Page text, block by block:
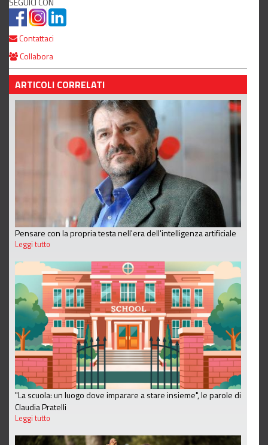
Contattaci
Collabora
ARTICOLI CORRELATI
Pensare con la propria testa nell'era dell'intelligenza artificiale
Leggi tutto
"La scuola: un luogo dove imparare a stare insieme", le parole di
Claudia Pratelli
Leggi tutto